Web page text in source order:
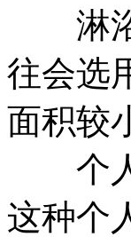
淋浴
往会选
面积较
个人
这种个